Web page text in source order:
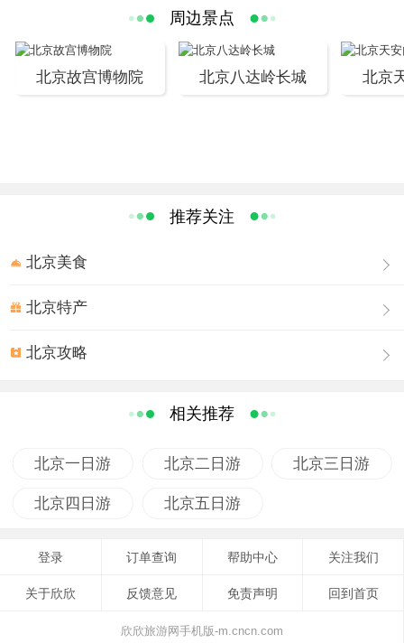
冠，可以称之“人间神仙府，什刹海的明珠”。恭王府花园被
列为国家重点文物保护单位，是国家对外开放的旅游景
点。
周边景点
北京故宫博物院 北京八达岭长城 北京
推荐关注
北京美食
北京特产
北京攻略
相关推荐
北京一日游 北京二日游 北京三日游
北京四日游 北京五日游
登录 订单查询 帮助中心 关注我们
关于欣欣 反馈意见 免责声明 回到首页
欣欣旅游网手机版-m.cncn.com